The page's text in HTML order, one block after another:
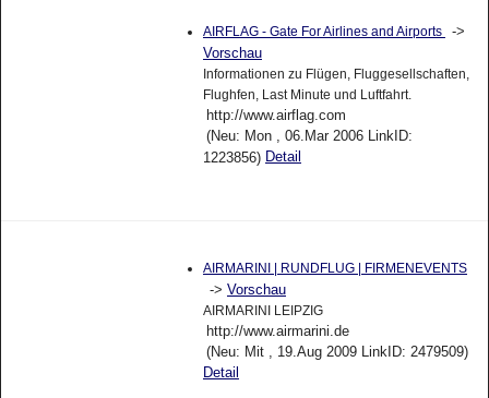
AIRFLAG - Gate For Airlines and Airports
->
Vorschau
Informationen zu Flügen, Fluggesellschaften,
Flughfen, Last Minute und Luftfahrt.
http://www.airflag.com
(Neu: Mon , 06.Mar 2006 LinkID:
1223856) Detail
AIRMARINI | RUNDFLUG | FIRMENEVENTS
-> Vorschau
AIRMARINI LEIPZIG
http://www.airmarini.de
(Neu: Mit , 19.Aug 2009 LinkID: 2479509)
Detail